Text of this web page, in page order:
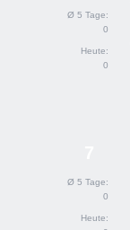
Ø 5 Tage:
0
Heute:
0
Ø 5 Tage:
0
Heute: